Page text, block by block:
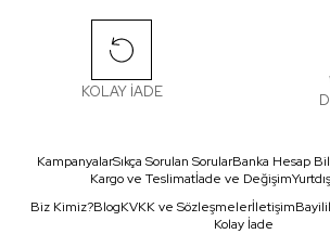
KOLAY İADE
KampanyalarSıkça Sorulan SorularBanka Hesap
Kargo ve Teslimatİade ve Değişim
Biz Kimiz?BlogKVKK ve Sözleşmelerİletişim
Kolay İade